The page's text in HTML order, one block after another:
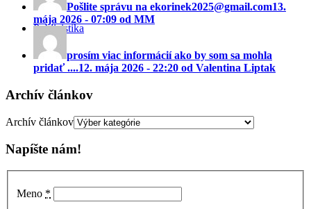
Publicistika
Pošlite správu na ekorinek2025@gmail.com13.
mája 2026 - 07:09 od MM
prosím viac informácií ako by som sa mohla
pridať ....12. mája 2026 - 22:20 od Valentina Liptak
Archív článkov
Archív článkov
Napíšte nám!
Meno *